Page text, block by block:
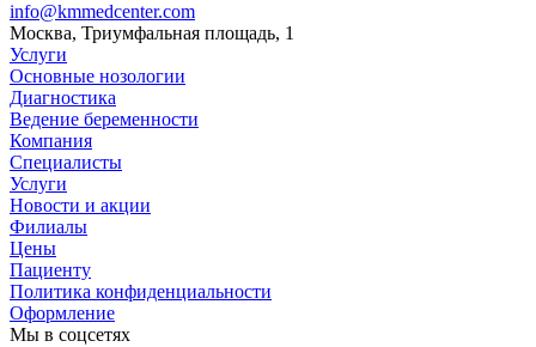
info@kmmedcenter.com
Москва, Триумфальная площадь, 1
Услуги
Основные нозологии
Диагностика
Ведение беременности
Компания
Специалисты
Услуги
Новости и акции
Филиалы
Цены
Пациенту
Политика конфиденциальности
Оформление
Мы в соцсетях